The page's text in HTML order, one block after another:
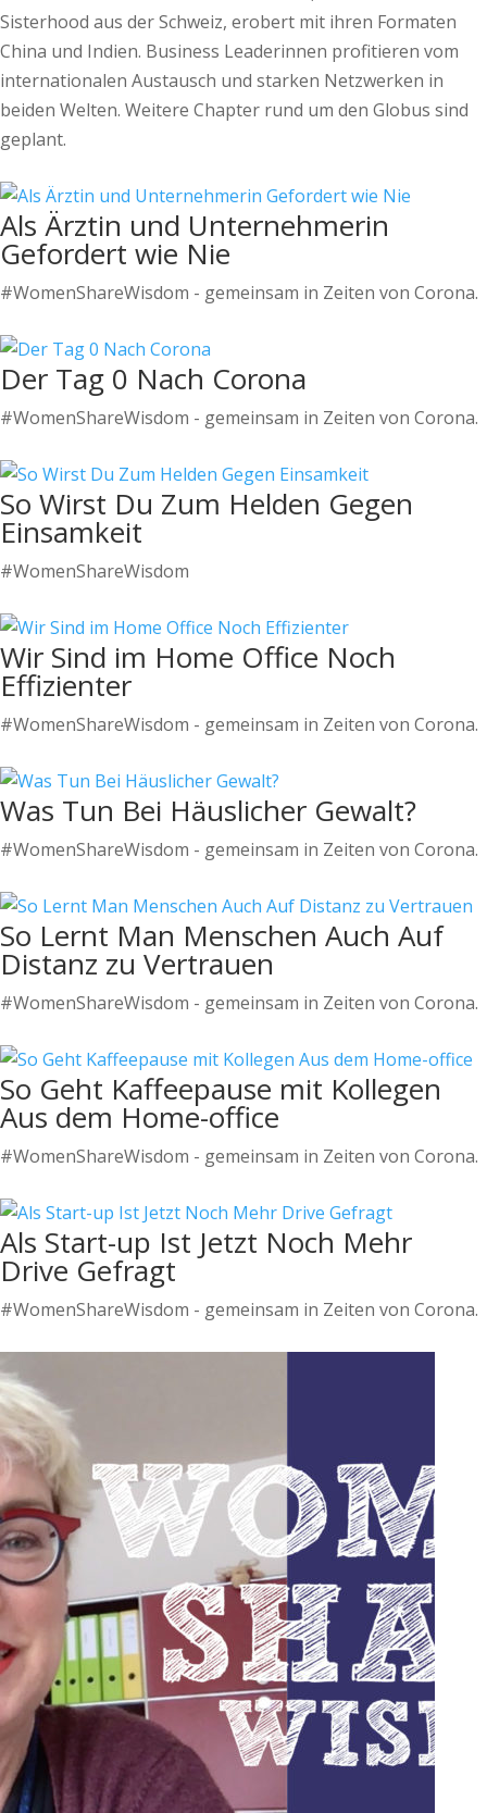
Sisterhood aus der Schweiz, erobert mit ihren Formaten
China und Indien. Business Leaderinnen profitieren vom
internationalen Austausch und starken Netzwerken in
beiden Welten. Weitere Chapter rund um den Globus sind
geplant.
Als Ärztin und Unternehmerin
Gefordert wie Nie
#WomenShareWisdom - gemeinsam in Zeiten von Corona.
Der Tag 0 Nach Corona
#WomenShareWisdom - gemeinsam in Zeiten von Corona.
So Wirst Du Zum Helden Gegen
Einsamkeit
#WomenShareWisdom
Wir Sind im Home Office Noch
Effizienter
#WomenShareWisdom - gemeinsam in Zeiten von Corona.
Was Tun Bei Häuslicher Gewalt?
#WomenShareWisdom - gemeinsam in Zeiten von Corona.
So Lernt Man Menschen Auch Auf
Distanz zu Vertrauen
#WomenShareWisdom - gemeinsam in Zeiten von Corona.
So Geht Kaffeepause mit Kollegen
Aus dem Home-office
#WomenShareWisdom - gemeinsam in Zeiten von Corona.
Als Start-up Ist Jetzt Noch Mehr
Drive Gefragt
#WomenShareWisdom - gemeinsam in Zeiten von Corona.